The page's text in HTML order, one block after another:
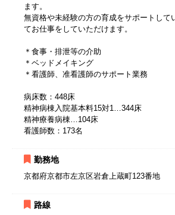
ます。
無資格や未経験の方の育成をサポートして
てお仕事をしていただけます。
＊食事・排泄等の介助
＊ベッドメイキング
＊看護師、准看護師のサポート業務
病床数：448床
精神病棟入院基本料15対1…344床
精神療養病棟…104床
看護師数：173名
勤務地
京都府京都市左京区岩倉上蔵町123番地
路線